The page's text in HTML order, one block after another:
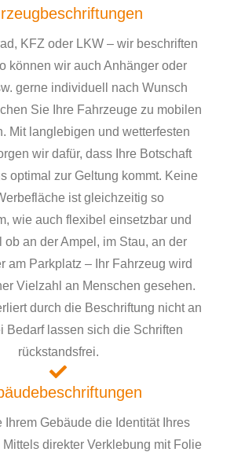
KFZ oder LKW – wir beschriften
können wir auch Anhänger oder
gerne individuell nach Wunsch
Sie Ihre Fahrzeuge zu mobilen
Mit langlebigen und wetterfesten
wir dafür, dass Ihre Botschaft
optimal zur Geltung kommt. Keine
ist gleichzeitig so
wie auch flexibel einsetzbar und
ob an der Ampel, im Stau, an der
am Parkplatz – Ihr Fahrzeug wird
Vielzahl an Menschen gesehen.
durch die Beschriftung nicht an
Bedarf lassen sich die Schriften
rückstandsfrei.
Ihrem Gebäude die Identität Ihres
direkter Verklebung mit Folie